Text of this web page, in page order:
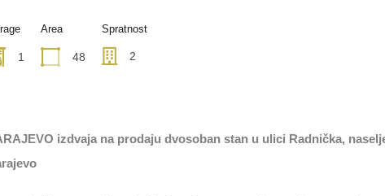
1
Area
48
Spratnost
2
izdvaja na prodaju dvosoban stan u ulici Radnička,